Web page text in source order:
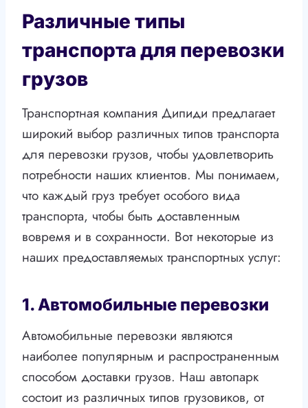
Различные типы
транспорта для перевозки
грузов
Транспортная компания Дипиди предлагает
широкий выбор различных типов транспорта
для перевозки грузов, чтобы удовлетворить
потребности наших клиентов. Мы понимаем,
что каждый груз требует особого вида
транспорта, чтобы быть доставленным
вовремя и в сохранности. Вот некоторые из
наших предоставляемых транспортных услуг:
1. Автомобильные перевозки
Автомобильные перевозки являются
наиболее популярным и распространенным
способом доставки грузов. Наш автопарк
состоит из различных типов грузовиков, от